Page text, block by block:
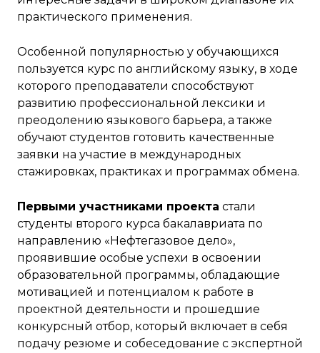
практического применения.
Особенной популярностью у обучающихся
пользуется курс по английскому языку, в ходе
которого преподаватели способствуют
развитию профессиональной лексики и
преодолению языкового барьера, а также
обучают студентов готовить качественные
заявки на участие в международных
стажировках, практиках и программах обмена.
Первыми участниками проекта стали
студенты второго курса бакалавриата по
направлению «Нефтегазовое дело»,
проявившие особые успехи в освоении
образовательной программы, обладающие
мотивацией и потенциалом к работе в
проектной деятельности и прошедшие
конкурсный отбор, который включает в себя
подачу резюме и собеседование с экспертной